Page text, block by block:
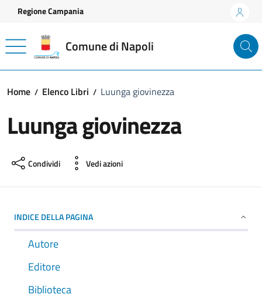
Vai ai contenuti
Vai al footer
Regione Campania
Comune di Napoli
Home Elenco Libri Luunga giovinezza
Luunga giovinezza
Condividi Vedi azioni
INDICE DELLA PAGINA
Autore
Editore
Biblioteca